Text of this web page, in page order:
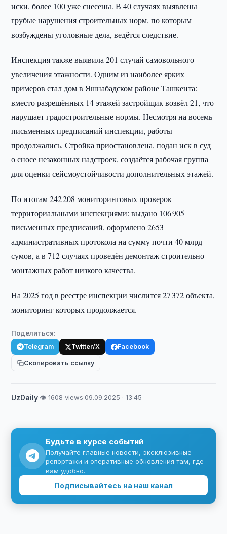
иски, более 100 уже снесены. В 40 случаях выявлены
грубые нарушения строительных норм, по которым
возбуждены уголовные дела, ведётся следствие.
Инспекция также выявила 201 случай самовольного
увеличения этажности. Одним из наиболее ярких
примеров стал дом в Яшнабадском районе Ташкента:
вместо разрешённых 14 этажей застройщик возвёл 21, что
нарушает градостроительные нормы. Несмотря на восемь
письменных предписаний инспекции, работы
продолжались. Стройка приостановлена, подан иск в суд
о сносе незаконных надстроек, создаётся рабочая группа
для оценки сейсмоустойчивости дополнительных этажей.
По итогам 242 208 мониторинговых проверок
территориальными инспекциями: выдано 106 905
письменных предписаний, оформлено 2653
административных протокола на сумму почти 40 млрд
сумов, а в 712 случаях проведён демонтаж строительно-
монтажных работ низкого качества.
На 2025 год в реестре инспекции числится 27 372 объекта,
мониторинг которых продолжается.
Поделиться:
Telegram Twitter/X Facebook
Скопировать ссылку
UzDaily·👁 1608 views·09.09.2025 · 13:45
Будьте в курсе событий
Получайте главные новости, эксклюзивные
репортажи и оперативные обновления там, где
вам удобно.
Подписывайтесь на наш канал